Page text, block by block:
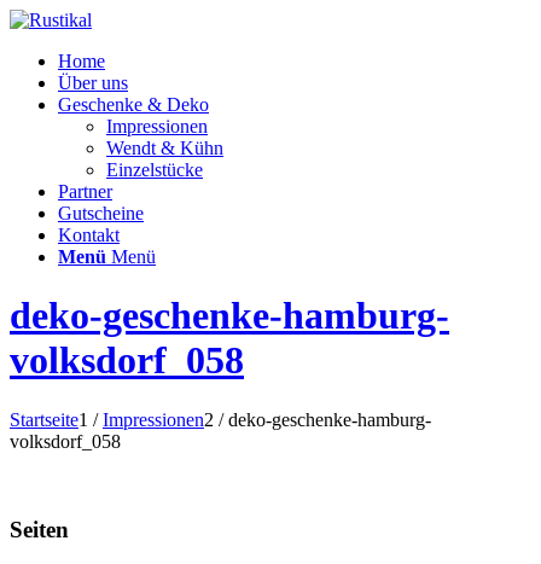
Home
Über uns
Geschenke & Deko
Impressionen
Wendt & Kühn
Einzelstücke
Partner
Gutscheine
Kontakt
Menü Menü
deko-geschenke-hamburg-
volksdorf_058
Startseite1 / Impressionen2 / deko-geschenke-hamburg-
volksdorf_058
Seiten